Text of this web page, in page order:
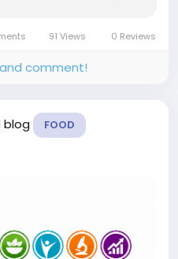
91 Views 0 Reviews
comment!
blog FOOD